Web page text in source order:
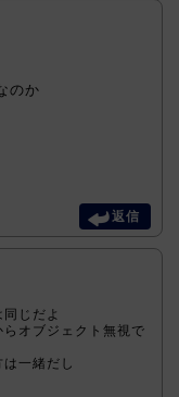
のか
返信
じだよ
オブジェクト無視で
一緒だし